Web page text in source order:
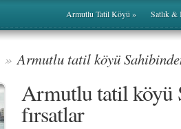
Armutlu Tatil Köyü» Satlık &
» Armutlu tatil köyü
Armutlu tatil köyü
fırsatlar